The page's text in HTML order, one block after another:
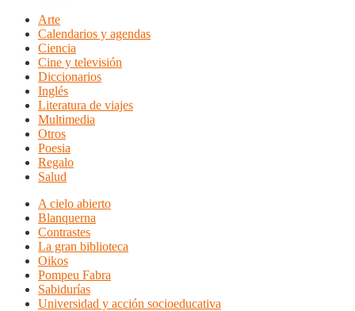
Arte
Calendarios y agendas
Ciencia
Cine y televisión
Diccionarios
Inglés
Literatura de viajes
Multimedia
Otros
Poesia
Regalo
Salud
A cielo abierto
Blanquerna
Contrastes
La gran biblioteca
Oikos
Pompeu Fabra
Sabidurías
Universidad y acción socioeducativa